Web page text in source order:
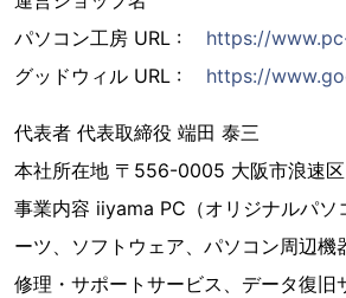
パソコン工房 URL : https://
グッドウィル URL : https://
代表者 代表取締役 端田 泰三
本社所在地 〒556-0005 大阪市浪速
事業内容 iiyama PC（オリジナルパソ
ーツ、ソフトウェア、パソコン周辺機
修理・サポートサービス、データ復旧